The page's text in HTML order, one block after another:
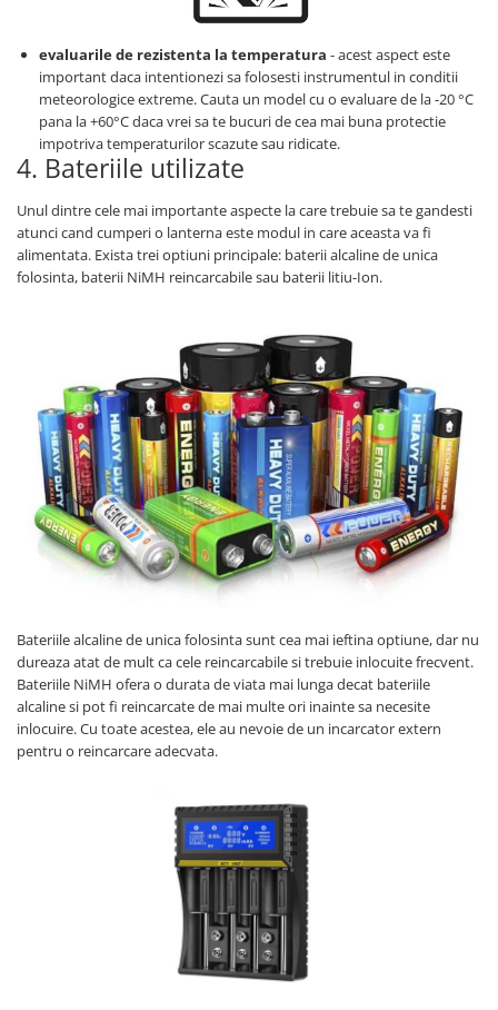
evaluarile de rezistenta la temperatura - acest aspect este
important daca intentionezi sa folosesti instrumentul in conditii
meteorologice extreme. Cauta un model cu o evaluare de la -20 °C
pana la +60°C daca vrei sa te bucuri de cea mai buna protectie
impotriva temperaturilor scazute sau ridicate.
4. Bateriile utilizate
Unul dintre cele mai importante aspecte la care trebuie sa te gandesti
atunci cand cumperi o lanterna este modul in care aceasta va fi
alimentata. Exista trei optiuni principale: baterii alcaline de unica
folosinta, baterii NiMH reincarcabile sau baterii litiu-Ion.
Bateriile alcaline de unica folosinta sunt cea mai ieftina optiune, dar nu
dureaza atat de mult ca cele reincarcabile si trebuie inlocuite frecvent.
Bateriile NiMH ofera o durata de viata mai lunga decat bateriile
alcaline si pot fi reincarcate de mai multe ori inainte sa necesite
inlocuire. Cu toate acestea, ele au nevoie de un incarcator extern
pentru o reincarcare adecvata.